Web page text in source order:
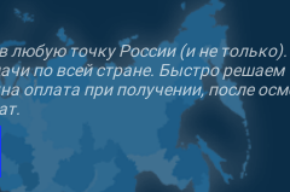
любую точку России (и не только).
по всей стране. Быстро решаем
оплата при получении, после